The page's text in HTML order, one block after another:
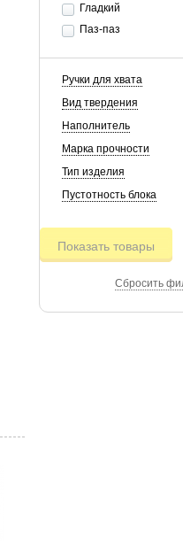
Гладкий
Паз-паз
Ручки для хвата
Вид твердения
Наполнитель
Марка прочности
Тип изделия
Пустотность блока
Показать товары
Сбросить